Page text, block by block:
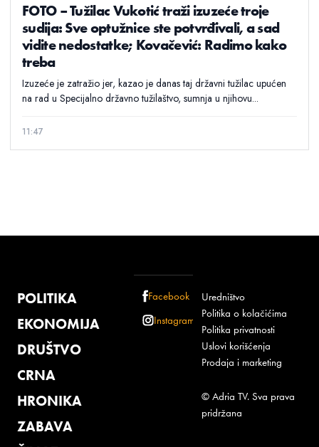
FOTO – Tužilac Vukotić traži izuzeće troje
sudija: Sve optužnice ste potvrđivali, a sad
vidite nedostatke; Kovačević: Radimo kako
treba
Izuzeće je zatražio jer, kazao je danas taj državni tužilac upućen
na rad u Specijalno državno tužilaštvo, sumnja u njihovu...
11:47
POLITIKA
EKONOMIJA
DRUŠTVO
CRNA
HRONIKA
ZABAVA
Facebook
Instagram
Uredništvo
Politika o kolačićima
Politika privatnosti
Uslovi korišćenja
Prodaja i marketing
© Adria TV. Sva prava
pridržana